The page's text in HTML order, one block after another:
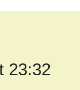
23:32